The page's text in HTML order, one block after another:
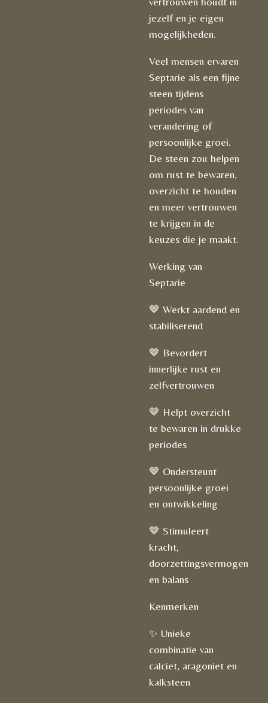
jezelf en je eigen
mogelijkheden.
Veel mensen ervaren
Septarie als een fijne
steen tijdens
periodes van
verandering of
persoonlijke groei.
De steen zou helpen
om rust te bewaren,
overzicht te houden
en meer vertrouwen
te krijgen in de
keuzes die je maakt.
Werking van
Septarie
🤎 Werkt aardend en
stabiliserend
🤎 Bevordert
innerlijke rust en
zelfvertrouwen
🤎 Helpt overzicht
te bewaren in drukke
periodes
🤎 Ondersteunt
persoonlijke groei
en ontwikkeling
🤎 Stimuleert
kracht,
doorzettingsvermogen
en balans
Kenmerken
✨ Unieke
combinatie van
calciet, aragoniet en
kalksteen